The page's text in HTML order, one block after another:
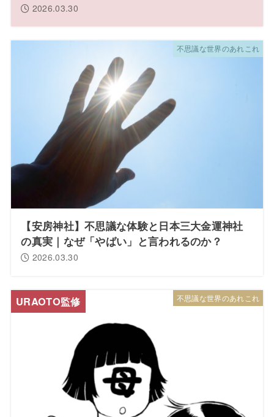
2026.03.30
不思議な世界のあれこれ
【安房神社】不思議な体験と日本三大金運神社
の真実｜なぜ「やばい」と言われるのか？
2026.03.30
不思議な世界のあれこれ